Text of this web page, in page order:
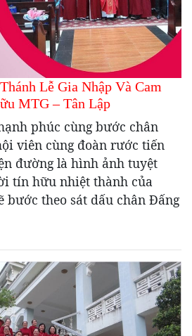
Lễ Gia Nhập Và Cam
MTG – Tân Lập
phúc cùng bước chân
viên cùng đoàn rước tiến
đường là hình ảnh tuyệt
tín hữu nhiệt thành của
bước theo sát dấu chân Đấng